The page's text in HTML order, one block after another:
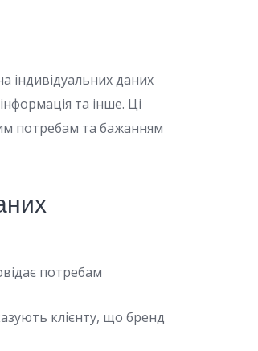
індивідуальних даних
та інше. Ці
потребам та бажанням
потребам
клієнту, що бренд